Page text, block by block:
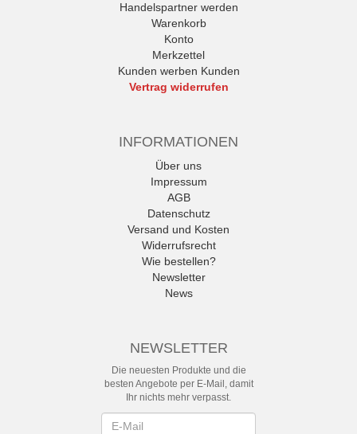
Handelspartner werden
Warenkorb
Konto
Merkzettel
Kunden werben Kunden
Vertrag widerrufen
INFORMATIONEN
Über uns
Impressum
AGB
Datenschutz
Versand und Kosten
Widerrufsrecht
Wie bestellen?
Newsletter
News
NEWSLETTER
Die neuesten Produkte und die
besten Angebote per E-Mail, damit
Ihr nichts mehr verpasst.